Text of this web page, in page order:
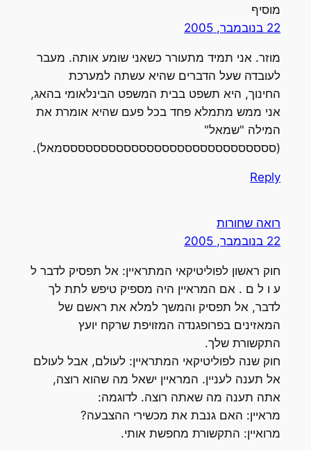
מוסיף
22 בנובמבר, 2005
מוזר. אני תמיד מתעורר כשאני שומע אותה. מעבר
לעובדה שעל הדברים שהיא עשתה למערכת
החינוך, היא תשפט בבית המשפט הבינלאומי בהאג,
אני ממש מתמלא פחד בכל פעם שהיא אומרת את
המילה "שמאל"
(ססססססססססססססססססססססססססססמאל).
Reply
רואה שחורות
22 בנובמבר, 2005
חוק ראשון לפוליטיקאי המתראיין: אל תפסיק לדבר ל
ע ו ל ם . אם המראיין היה מספיק טיפש לתת לך
לדבר, אל תפסיק והמשך למלא את ראשם של
המאזינים בפרופגנדה המזויפת שרקח יועץ
התקשורת שלך.
חוק שנה לפוליטיקאי המתראיין: לעולם, אבל לעולם
אל תענה לעניין. המראיין ישאל מה שהוא רוצה,
אתה תענה מה שאתה רוצה. לדוגמה:
מראיין: האם גנבת את מכשירי ההצבעה?
מרואיין: התקשורת מחפשת אותי.